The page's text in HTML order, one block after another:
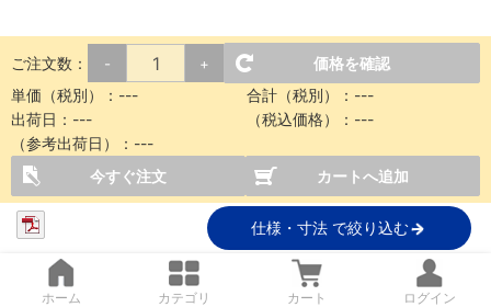
ご注文数： - +
価格を確認
単価（税別）： --- 合計（税別）： ---
出荷日： --- （税込価格）： ---
（参考出荷日）： ---
今すぐ注文
カートへ追加
仕様・寸法 で絞り込む
ホーム カテゴリ カート ログイン